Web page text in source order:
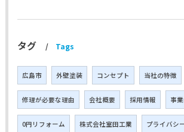
タグ Tags
広島市 外壁塗装 コンセプト 当社の特徴
修理が必要な理由 会社概要 採用情報 事
0円リフォーム 株式会社室田工業 プライバシ